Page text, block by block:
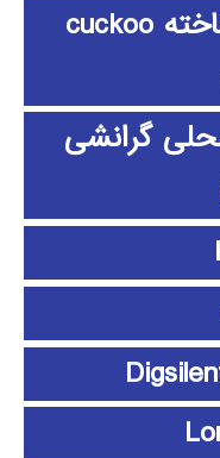
الگوریتم جستجوی فاخته cuckoo
گرانشی